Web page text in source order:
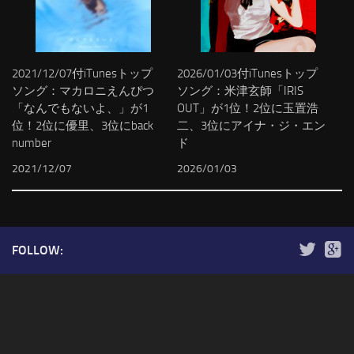
2021/12/07付iTunesトップ
ソング：マカロニえんぴつ
「なんでもないよ、」が1
位！2位に優里、3位にback
number
2021/12/07
2026/01/03付iTunesトップ
ソング：米津玄師「IRIS
OUT」が1位！2位に玉置浩
二、3位にアイナ・ジ・エン
ド
2026/01/03
FOLLOW: